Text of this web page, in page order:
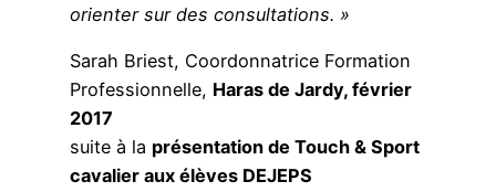
orienter sur des consultations. »
Sarah Briest, Coordonnatrice Formation
Professionnelle, Haras de Jardy, février
2017
suite à la présentation de Touch & Sport
cavalier aux élèves DEJEPS